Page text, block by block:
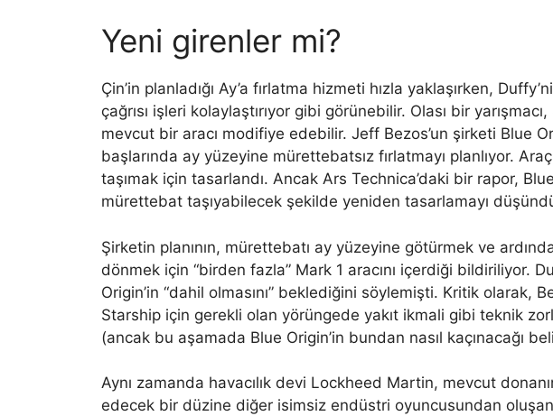
Yeni girenler mi?
Çin’in planladığı Ay’a fırlatma hizmeti hızla yaklaşırken,
çağrısı işleri kolaylaştırıyor gibi görünebilir. Olası bir
mevcut bir aracı modifiye edebilir. Jeff Bezos’un şirketi Blue
başlarında ay yüzeyine mürettebatsız fırlatmayı planlıyor.
taşımak için tasarlandı. Ancak Ars Technica’daki bir rapor, Blue
mürettebat taşıyabilecek şekilde yeniden tasarlamayı
Şirketin planının, mürettebatı ay yüzeyine götürmek ve
dönmek için “birden fazla” Mark 1 aracını içerdiği bildiriliyor.
Origin’in “dahil olmasını” beklediğini söylemişti. Kritik olarak,
Starship için gerekli olan yörüngede yakıt ikmali gibi teknik
(ancak bu aşamada Blue Origin’in bundan nasıl kaçınacağı
Aynı zamanda havacılık devi Lockheed Martin, mevcut
edecek bir düzine diğer isimsiz endüstri oyuncusundan